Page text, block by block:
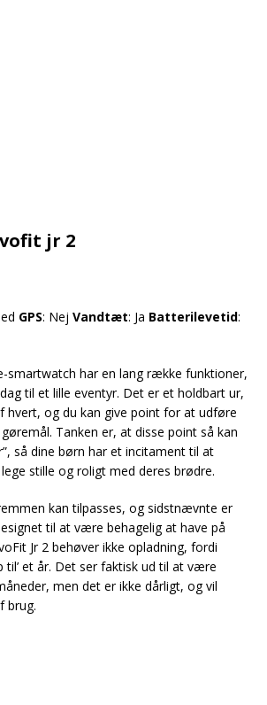
jr 2
GPS: Nej Vandtæt: Ja Batterilevetid:
smartwatch har en lang række funktioner,
til et lille eventyr. Det er et holdbart ur,
hvert, og du kan give point for at udføre
Tanken er, at disse point så kan
så dine børn har et incitament til at
stille og roligt med deres brødre.
kan tilpasses, og sidstnævnte er
til at være behagelig at have på
Jr 2 behøver ikke opladning, fordi
til’ et år. Det ser faktisk ud til at være
men det er ikke dårligt, og vil
brug.